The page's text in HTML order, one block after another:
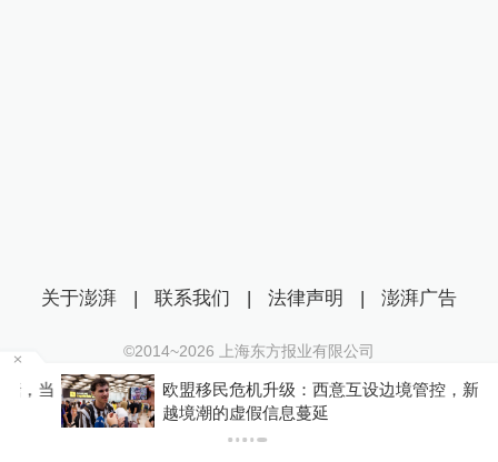
欧盟移民危机升级：西意互设边境管控，新一轮
越境潮的虚假信息蔓延
关于澎湃 | 联系我们 | 法律声明 | 澎湃广告
©2014~2026 上海东方报业有限公司
沪ICP证：沪B2-20170116 | 沪ICP备14003370号
互联网新闻信息服务许可证：31120170006
沪公网安备 31010602000299号